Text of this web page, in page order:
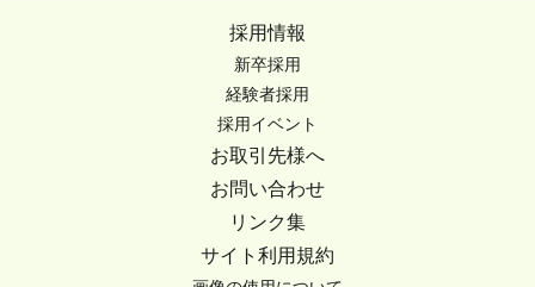
採用情報
新卒採用
経験者採用
採用イベント
お取引先様へ
お問い合わせ
リンク集
サイト利用規約